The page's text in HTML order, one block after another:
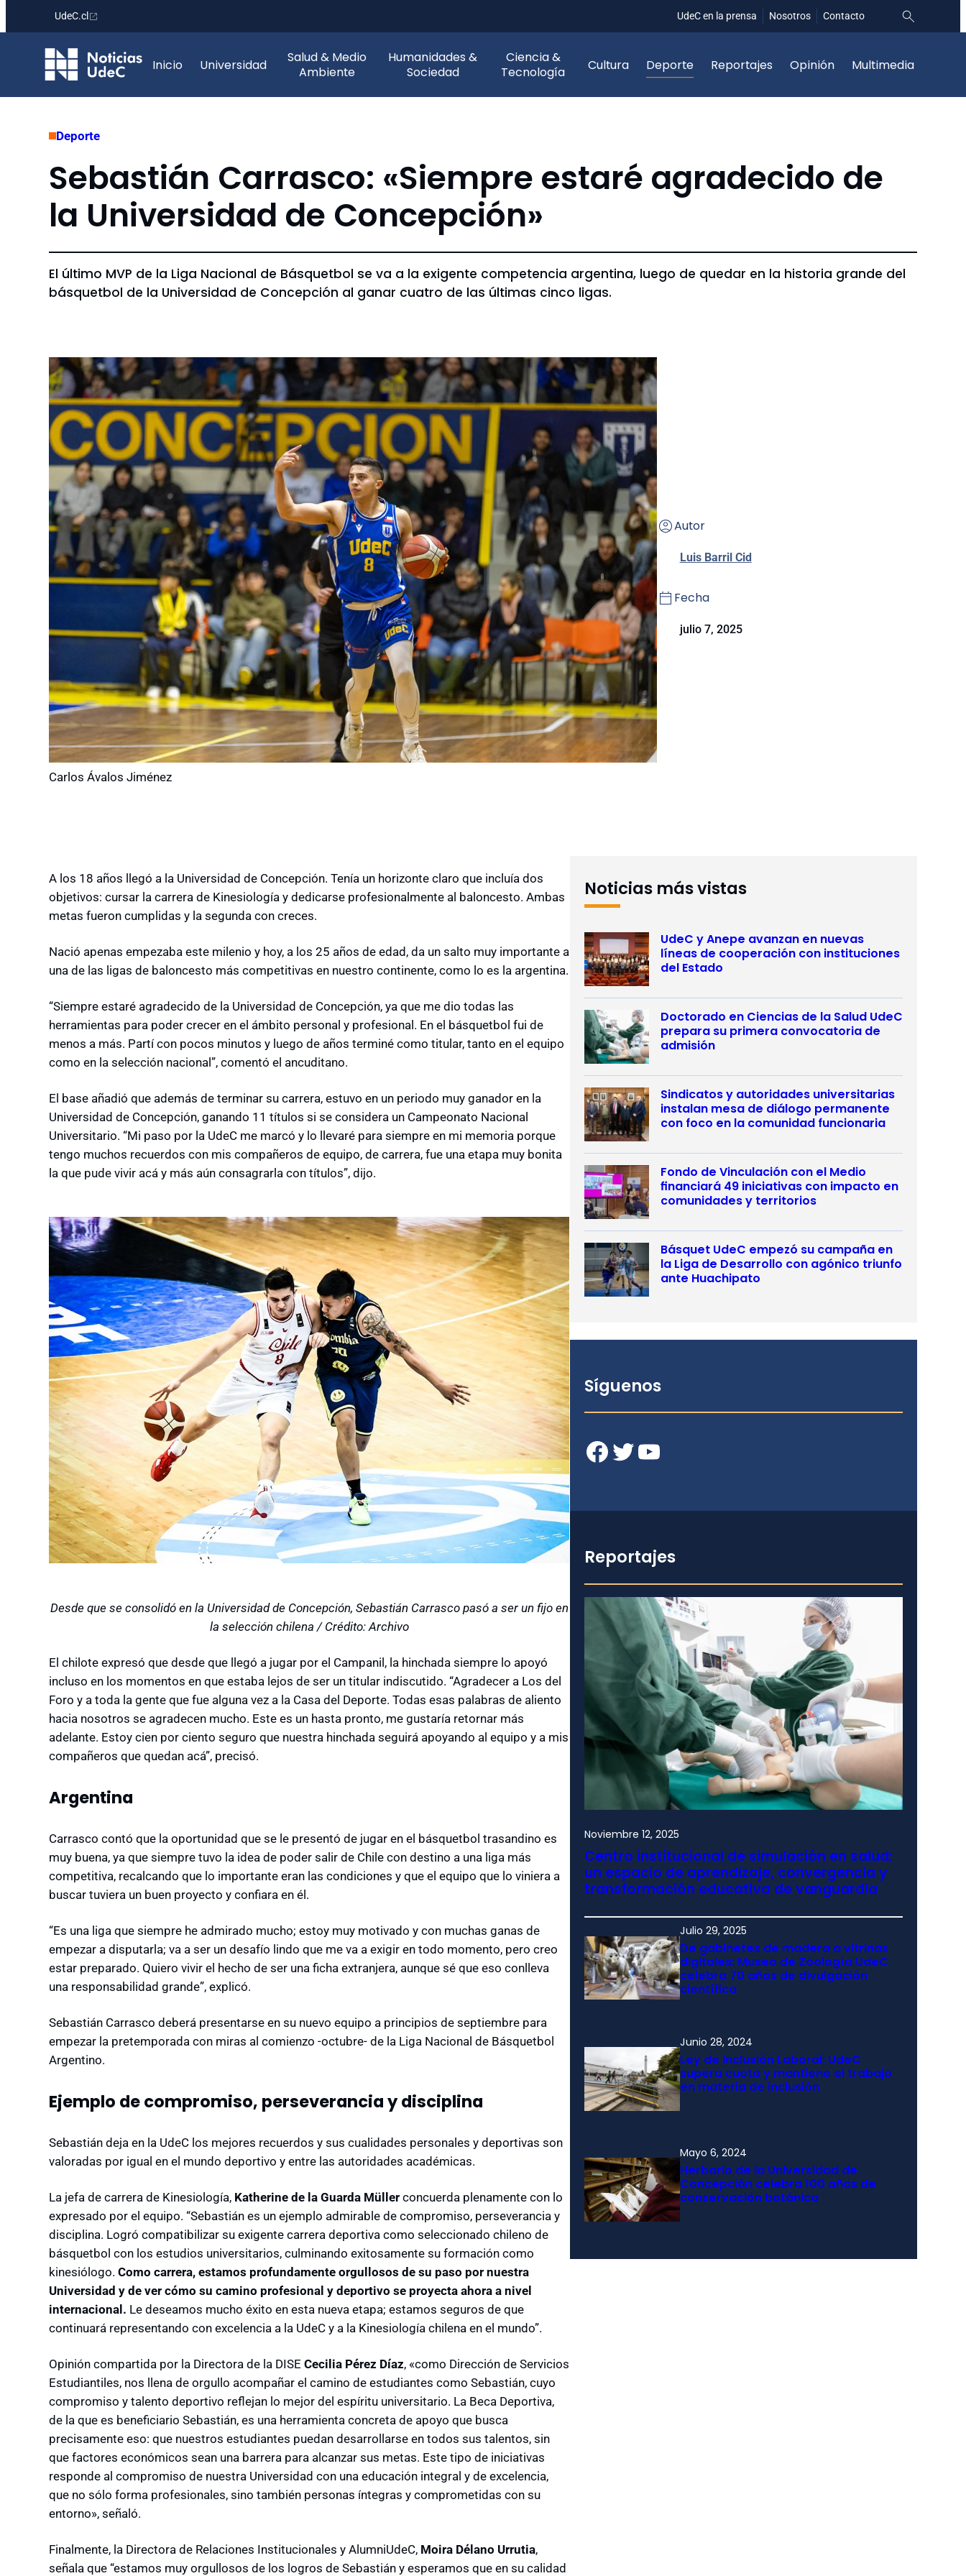
contenido
UdeC.cl UdeC en la prensa Nosotros Contacto
Inicio Universidad
Salud & Medio
Ambiente
Humanidades &
Sociedad
Ciencia &
Tecnología
Cultura Deporte Reportajes Opinión Multimedia
Deporte
Sebastián Carrasco: «Siempre estaré agradecido de
la Universidad de Concepción»
El último MVP de la Liga Nacional de Básquetbol se va a la exigente competencia argentina, luego de quedar en la historia grande del
básquetbol de la Universidad de Concepción al ganar cuatro de las últimas cinco ligas.
Carlos Ávalos Jiménez
Autor
Luis Barril Cid
Fecha
julio 7, 2025
A los 18 años llegó a la Universidad de Concepción. Tenía un horizonte claro que incluía dos
objetivos: cursar la carrera de Kinesiología y dedicarse profesionalmente al baloncesto. Ambas
metas fueron cumplidas y la segunda con creces.
Nació apenas empezaba este milenio y hoy, a los 25 años de edad, da un salto muy importante a
una de las ligas de baloncesto más competitivas en nuestro continente, como lo es la argentina.
“Siempre estaré agradecido de la Universidad de Concepción, ya que me dio todas las
herramientas para poder crecer en el ámbito personal y profesional. En el básquetbol fui de
menos a más. Partí con pocos minutos y luego de años terminé como titular, tanto en el equipo
como en la selección nacional”, comentó el ancuditano.
El base añadió que además de terminar su carrera, estuvo en un periodo muy ganador en la
Universidad de Concepción, ganando 11 títulos si se considera un Campeonato Nacional
Universitario. “Mi paso por la UdeC me marcó y lo llevaré para siempre en mi memoria porque
tengo muchos recuerdos con mis compañeros de equipo, de carrera, fue una etapa muy bonita
la que pude vivir acá y más aún consagrarla con títulos”, dijo.
Desde que se consolidó en la Universidad de Concepción, Sebastián Carrasco pasó a ser un fijo en
la selección chilena / Crédito: Archivo
El chilote expresó que desde que llegó a jugar por el Campanil, la hinchada siempre lo apoyó
incluso en los momentos en que estaba lejos de ser un titular indiscutido. “Agradecer a Los del
Foro y a toda la gente que fue alguna vez a la Casa del Deporte. Todas esas palabras de aliento
hacia nosotros se agradecen mucho. Este es un hasta pronto, me gustaría retornar más
adelante. Estoy cien por ciento seguro que nuestra hinchada seguirá apoyando al equipo y a mis
compañeros que quedan acá”, precisó.
Argentina
Carrasco contó que la oportunidad que se le presentó de jugar en el básquetbol trasandino es
muy buena, ya que siempre tuvo la idea de poder salir de Chile con destino a una liga más
competitiva, recalcando que lo importante eran las condiciones y que el equipo que lo viniera a
buscar tuviera un buen proyecto y confiara en él.
“Es una liga que siempre he admirado mucho; estoy muy motivado y con muchas ganas de
empezar a disputarla; va a ser un desafío lindo que me va a exigir en todo momento, pero creo
estar preparado. Quiero vivir el hecho de ser una ficha extranjera, aunque sé que eso conlleva
una responsabilidad grande”, explicó.
Sebastián Carrasco deberá presentarse en su nuevo equipo a principios de septiembre para
empezar la pretemporada con miras al comienzo -octubre- de la Liga Nacional de Básquetbol
Argentino.
Ejemplo de compromiso, perseverancia y disciplina
Sebastián deja en la UdeC los mejores recuerdos y sus cualidades personales y deportivas son
valoradas por igual en el mundo deportivo y entre las autoridades académicas.
La jefa de carrera de Kinesiología, Katherine de la Guarda Müller concuerda plenamente con lo
expresado por el equipo. “Sebastián es un ejemplo admirable de compromiso, perseverancia y
disciplina. Logró compatibilizar su exigente carrera deportiva como seleccionado chileno de
básquetbol con los estudios universitarios, culminando exitosamente su formación como
kinesiólogo. Como carrera, estamos profundamente orgullosos de su paso por nuestra
Universidad y de ver cómo su camino profesional y deportivo se proyecta ahora a nivel
internacional. Le deseamos mucho éxito en esta nueva etapa; estamos seguros de que
continuará representando con excelencia a la UdeC y a la Kinesiología chilena en el mundo”.
Opinión compartida por la Directora de la DISE Cecilia Pérez Díaz, «como Dirección de Servicios
Estudiantiles, nos llena de orgullo acompañar el camino de estudiantes como Sebastián, cuyo
compromiso y talento deportivo reflejan lo mejor del espíritu universitario. La Beca Deportiva,
de la que es beneficiario Sebastián, es una herramienta concreta de apoyo que busca
precisamente eso: que nuestros estudiantes puedan desarrollarse en todos sus talentos, sin
que factores económicos sean una barrera para alcanzar sus metas. Este tipo de iniciativas
responde al compromiso de nuestra Universidad con una educación integral y de excelencia,
que no sólo forma profesionales, sino también personas íntegras y comprometidas con su
entorno», señaló.
Finalmente, la Directora de Relaciones Institucionales y AlumniUdeC, Moira Délano Urrutia,
señala que “estamos muy orgullosos de los logros de Sebastián y esperamos que en su calidad
Noticias más vistas
UdeC y Anepe avanzan en nuevas
líneas de cooperación con instituciones
del Estado
Doctorado en Ciencias de la Salud UdeC
prepara su primera convocatoria de
admisión
Sindicatos y autoridades universitarias
instalan mesa de diálogo permanente
con foco en la comunidad funcionaria
Fondo de Vinculación con el Medio
financiará 49 iniciativas con impacto en
comunidades y territorios
Básquet UdeC empezó su campaña en
la Liga de Desarrollo con agónico triunfo
ante Huachipato
Síguenos
Facebook Twitter YouTube
Reportajes
Noviembre 12, 2025
Centro institucional de simulación en salud:
un espacio de aprendizaje, convergencia y
transformación educativa de vanguardia
Julio 29, 2025
De gabinetes de madera a vitrinas
digitales: Museo de Zoología UdeC
celebra 70 años de divulgación
científica
Junio 28, 2024
Ley de Inclusión Laboral: UdeC
supera cuota y mantiene el trabajo
en materia de inclusión
Mayo 6, 2024
Herbario de la Universidad de
Concepción celebra 100 años de
conservación botánica